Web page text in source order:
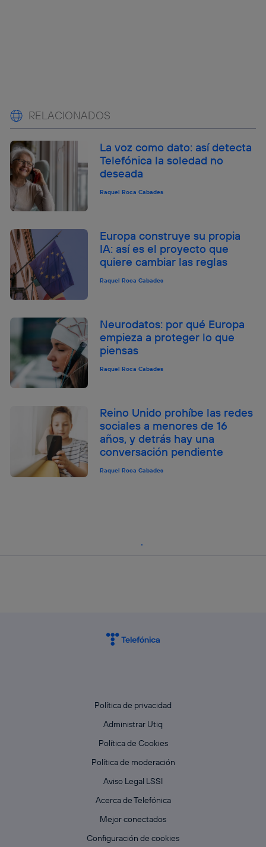
RELACIONADOS
La voz como dato: así detecta
Telefónica la soledad no
deseada
Raquel Roca Cabades
Europa construye su propia
IA: así es el proyecto que
quiere cambiar las reglas
Raquel Roca Cabades
Neurodatos: por qué Europa
empieza a proteger lo que
piensas
Raquel Roca Cabades
Reino Unido prohíbe las redes
sociales a menores de 16
años, y detrás hay una
conversación pendiente
Raquel Roca Cabades
Política de privacidad
Administrar Utiq
Política de Cookies
Política de moderación
Aviso Legal LSSI
Acerca de Telefónica
Mejor conectados
Configuración de cookies